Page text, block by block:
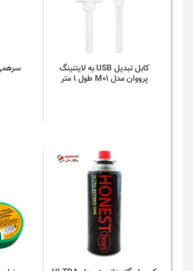
کابل تبدیل USB به لایتنینگ
پرووان مدل M01 طول 1 متر